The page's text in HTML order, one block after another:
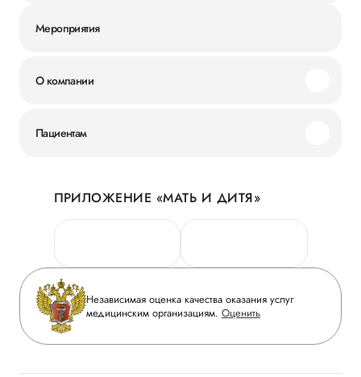
Мероприятия
О компании
Новости
Руководство
Сотрудничество
Инвесторам
Журнал «Мать и дитя»
Вакансии
Медицинский туризм
Пациентам
Личный кабинет
Персональные данные
Горячая линия качества
Вопрос-ответ
Приложение пациента
Статьи
ПРИЛОЖЕНИЕ «МАТЬ И ДИТЯ»
Независимая оценка качества оказания услуг
медицинским организациям. Оценить